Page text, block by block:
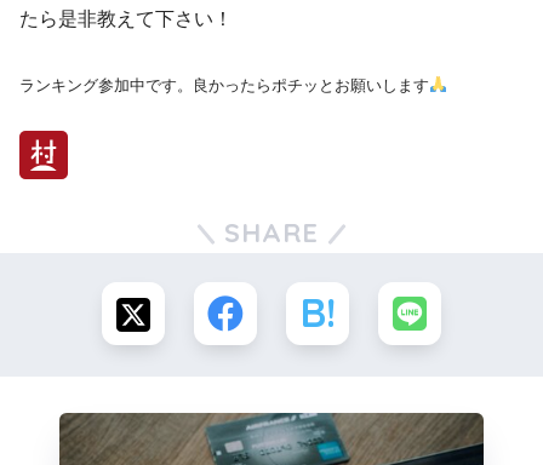
たら是非教えて下さい！
ランキング参加中です。良かったらポチッとお願いします
SHARE